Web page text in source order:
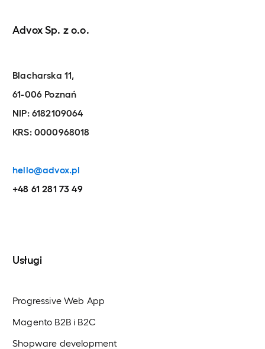
Advox Sp. z o.o.
Blacharska 11,
61-006 Poznań
NIP: 6182109064
KRS: 0000968018
hello@advox.pl
+48 61 281 73 49
Usługi
Progressive Web App
Magento B2B i B2C
Shopware development